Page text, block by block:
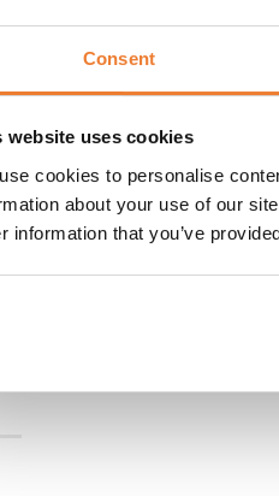
Consent
website uses cookies
cookies to personalise
about your use of our
information that you’ve
Soppslev 40 cm
Art nr. 5765
40kr
LÄGG TILL I